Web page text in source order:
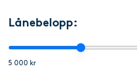
Lånebelopp:
5 000 kr